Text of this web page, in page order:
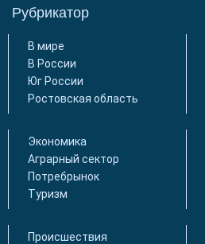
Рубрикатор
В мире
В России
Юг России
Ростовская область
Экономика
Аграрный сектор
Потребрынок
Туризм
Происшествия